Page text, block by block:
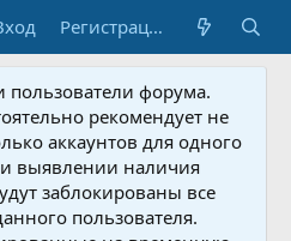
Регистрация
пользователи форума.
рекомендует не
аккаунтов для одного
выявлении наличия
заблокированы все
пользователя.